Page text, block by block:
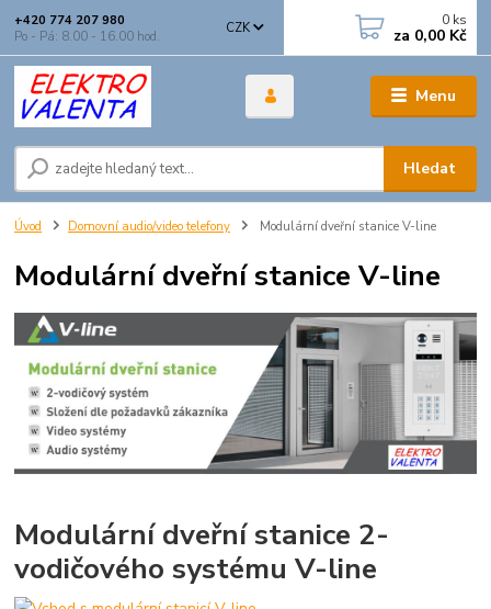
Menu
CZK
Hledat
+420 774 207 980
Po - Pá: 8.00 - 16.00 hod.
0 ks
za 0,00 Kč
Úvod Domovní audio/video telefony Modulární dveřní stanice V-line
Modulární dveřní stanice V-line
Modulární dveřní stanice 2-
vodičového systému V-line